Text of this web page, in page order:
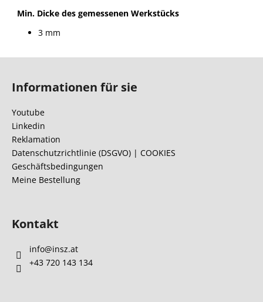
Min. Dicke des gemessenen Werkstücks
3 mm
Informationen für sie
Youtube
Linkedin
Reklamation
Datenschutzrichtlinie (DSGVO) | COOKIES
Geschäftsbedingungen
Meine Bestellung
Kontakt
info@insz.at
+43 720 143 134